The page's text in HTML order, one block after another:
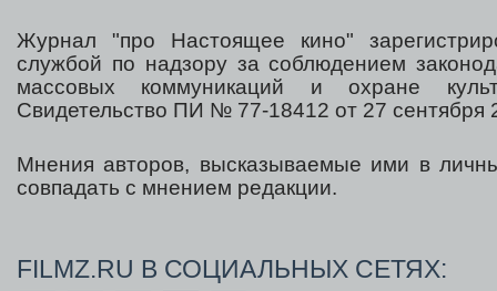
Журнал "про Настоящее кино"
службой по надзору за соблюдением
массовых коммуникаций и охране
Свидетельство ПИ № 77-18412 от 27 сентября
Мнения авторов, высказываемые ими в
совпадать с мнением редакции.
FILMZ.RU В СОЦИАЛЬНЫХ СЕТЯХ: